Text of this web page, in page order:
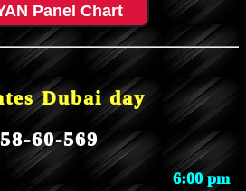
Panel Chart
Dubai day
60-569
6:00 pm